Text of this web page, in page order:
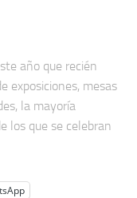
año que recién
exposiciones, mesas
la mayoría
los que se celebran